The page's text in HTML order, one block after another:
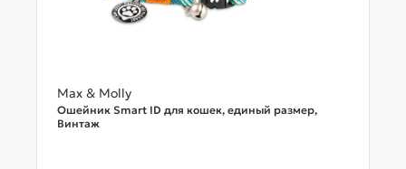
Max & Molly
Ошейник Smart ID для кошек, единый размер,
Винтаж